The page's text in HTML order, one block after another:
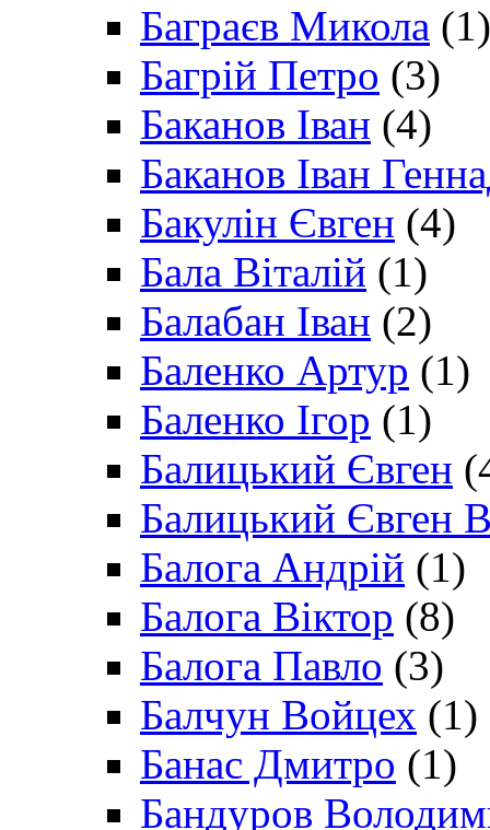
Баграєв Микола (1)
Багрій Петро (3)
Баканов Іван (4)
Баканов Іван
Бакулін Євген (4)
Бала Віталій (1)
Балабан Іван (2)
Баленко Артур (1)
Баленко Ігор (1)
Балицький Євген
Балицький Євген
Балога Андрій (1)
Балога Віктор (8)
Балога Павло (3)
Балчун Войцех (1)
Банас Дмитро (1)
Бандуров